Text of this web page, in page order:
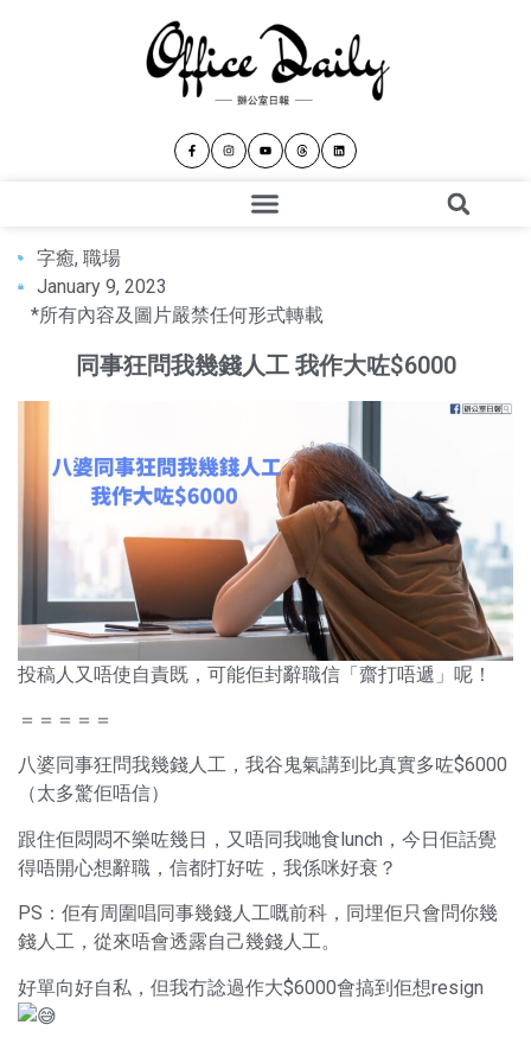
字癒, 職場
January 9, 2023
*所有內容及圖片嚴禁任何形式轉載
同事狂問我幾錢人工 我作大咗$6000
投稿人又唔使自責既，可能佢封辭職信「齋打唔遞」呢！
＝＝＝＝＝
八婆同事狂問我幾錢人工，我谷鬼氣講到比真實多咗$6000
（太多驚佢唔信）
跟住佢悶悶不樂咗幾日，又唔同我哋食lunch，今日佢話覺
得唔開心想辭職，信都打好咗，我係咪好衰？
PS：佢有周圍唱同事幾錢人工嘅前科，同埋佢只會問你幾
錢人工，從來唔會透露自己幾錢人工。
好單向好自私，但我冇諗過作大$6000會搞到佢想resign